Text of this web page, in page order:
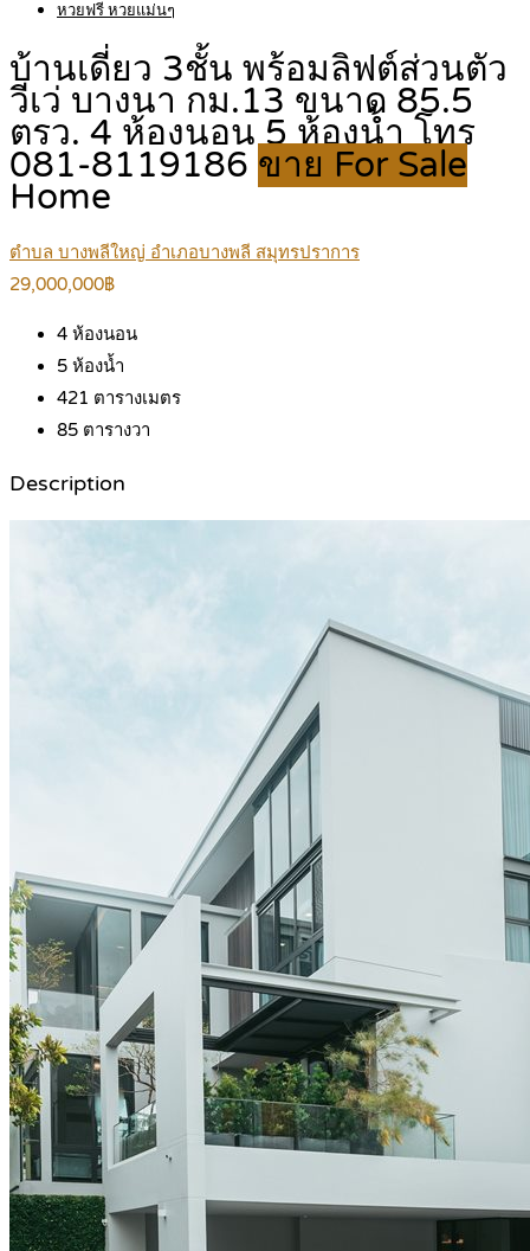
หวยฟรี หวยแม่นๆ
บ้านเดี่ยว 3ชั้น พร้อมลิฟต์ส่วนตัว
วีเว่ บางนา กม.13 ขนาด 85.5
ตรว. 4 ห้องนอน 5 ห้องน้ำ โทร
081-8119186 ขาย For Sale
Home
ตำบล บางพลีใหญ่ อำเภอบางพลี สมุทรปราการ
29,000,000฿
4 ห้องนอน
5 ห้องน้ำ
421 ตารางเมตร
85 ตารางวา
Description